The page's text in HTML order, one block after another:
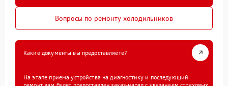
Вопросы по ремонту холодильников
Какие документы вы предоставляете?
На этапе приема устройства на диагностику и последующий